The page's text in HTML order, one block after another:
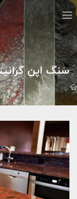
مقالات سنگ هاي